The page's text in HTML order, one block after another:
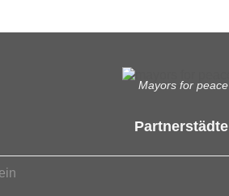
Mayors for peace
Partnerstädte